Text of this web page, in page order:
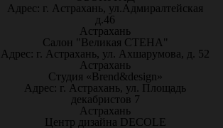
Адрес: г. Астрахань, ул.Адмиралтейская
д.46
Астрахань
Салон "Великая СТЕНА"
Адрес: г. Астрахань, ул. Ахшарумова, д. 52
Астрахань
Студия «Brend&design»
Адрес: г. Астрахань, ул. Площадь
декабристов 7
Астрахань
Центр дизайна DECOLE